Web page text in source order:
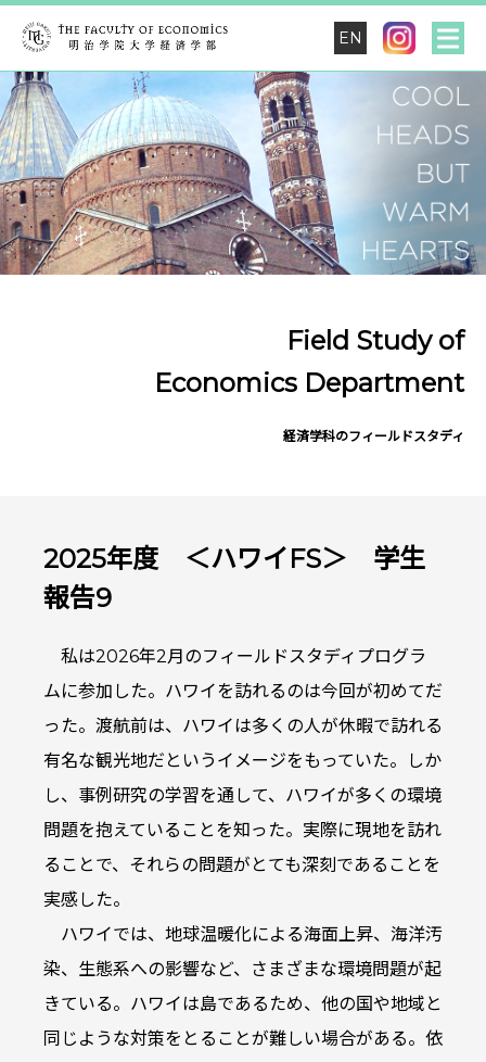
EN
Field Study of
Economics Department
経済学科のフィールドスタディ
2025年度 ＜ハワイFS＞ 学生
報告9
私は2026年2月のフィールドスタディプログラ
ムに参加した。ハワイを訪れるのは今回が初めてだ
った。渡航前は、ハワイは多くの人が休暇で訪れる
有名な観光地だというイメージをもっていた。しか
し、事例研究の学習を通して、ハワイが多くの環境
問題を抱えていることを知った。実際に現地を訪れ
ることで、それらの問題がとても深刻であることを
実感した。
ハワイでは、地球温暖化による海面上昇、海洋汚
染、生態系への影響など、さまざまな環境問題が起
きている。ハワイは島であるため、他の国や地域と
同じような対策をとることが難しい場合がある。依